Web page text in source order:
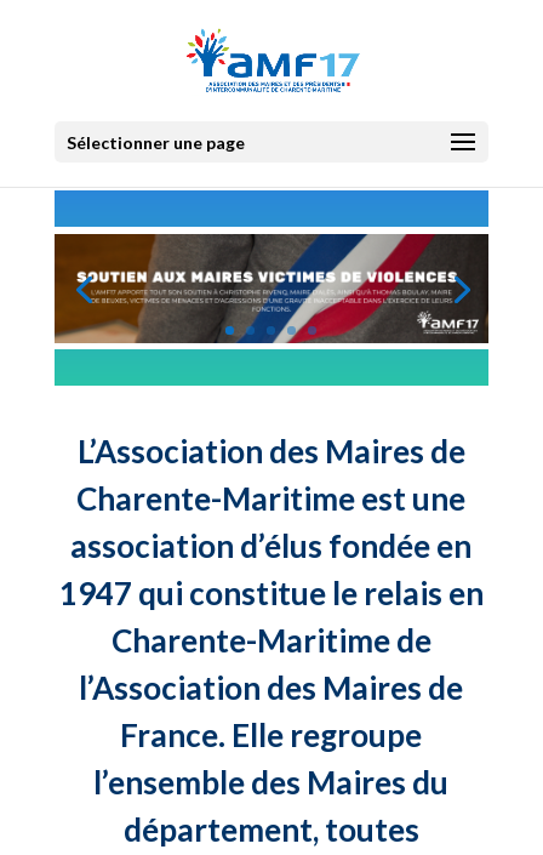
Sélectionner une page
L’Association des Maires de
Charente-Maritime est une
association d’élus fondée en
1947 qui constitue le relais en
Charente-Maritime de
l’Association des Maires de
France. Elle regroupe
l’ensemble des Maires du
département, toutes